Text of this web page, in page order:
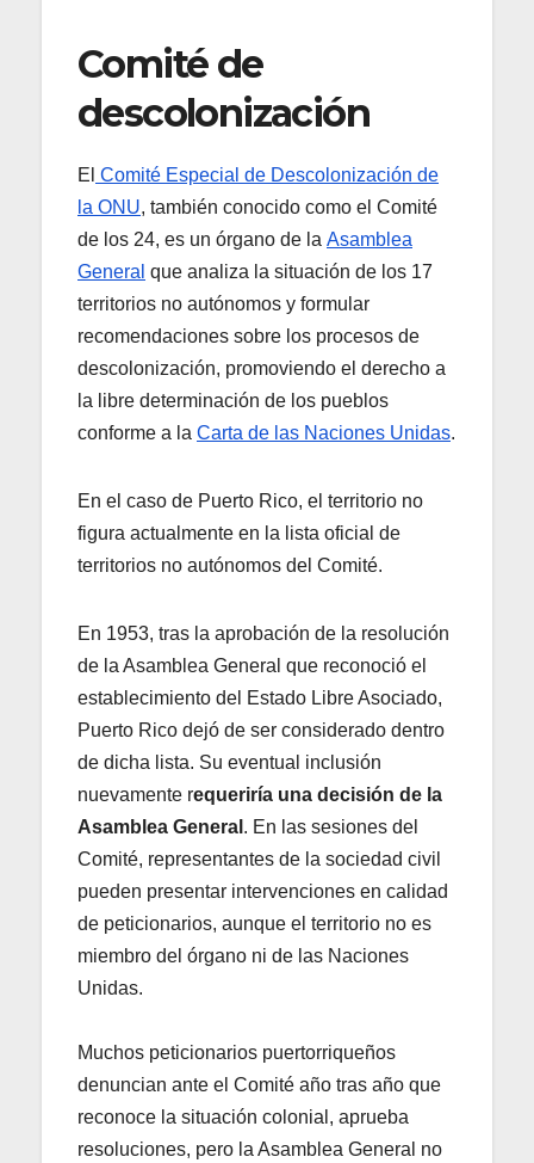
Comité de
descolonización
El Comité Especial de Descolonización de
la ONU, también conocido como el Comité
de los 24, es un órgano de la Asamblea
General que analiza la situación de los 17
territorios no autónomos y formular
recomendaciones sobre los procesos de
descolonización, promoviendo el derecho a
la libre determinación de los pueblos
conforme a la Carta de las Naciones Unidas.
En el caso de Puerto Rico, el territorio no
figura actualmente en la lista oficial de
territorios no autónomos del Comité.
En 1953, tras la aprobación de la resolución
de la Asamblea General que reconoció el
establecimiento del Estado Libre Asociado,
Puerto Rico dejó de ser considerado dentro
de dicha lista. Su eventual inclusión
nuevamente requeriría una decisión de la
Asamblea General . En las sesiones del
Comité, representantes de la sociedad civil
pueden presentar intervenciones en calidad
de peticionarios, aunque el territorio no es
miembro del órgano ni de las Naciones
Unidas.
Muchos peticionarios puertorriqueños
denuncian ante el Comité año tras año que
reconoce la situación colonial, aprueba
resoluciones, pero la Asamblea General no